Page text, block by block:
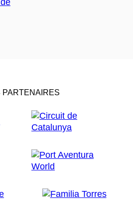
PARTENAIRES